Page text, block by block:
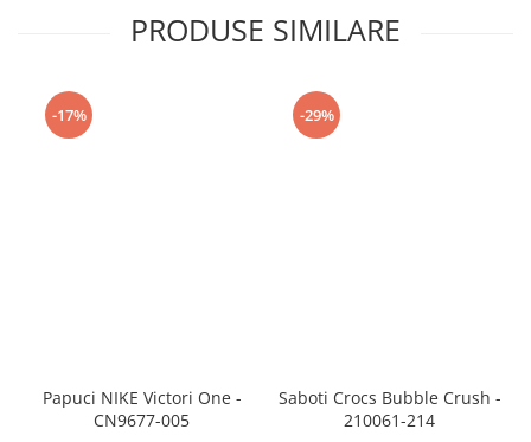
PRODUSE SIMILARE
-17%
Papuci NIKE Victori One -
CN9677-005
-29%
Saboti Crocs Bubble Crush -
210061-214